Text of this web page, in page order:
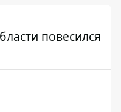
повесился